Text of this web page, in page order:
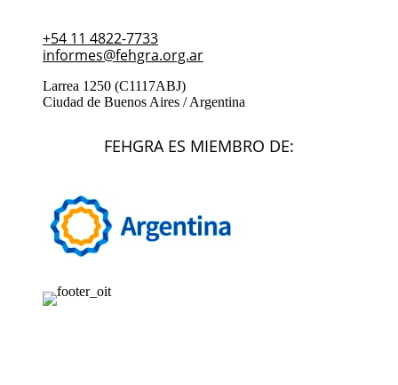
+54 11 4822-7733
informes@fehgra.org.ar
Larrea 1250 (C1117ABJ)
Ciudad de Buenos Aires / Argentina
FEHGRA ES MIEMBRO DE: